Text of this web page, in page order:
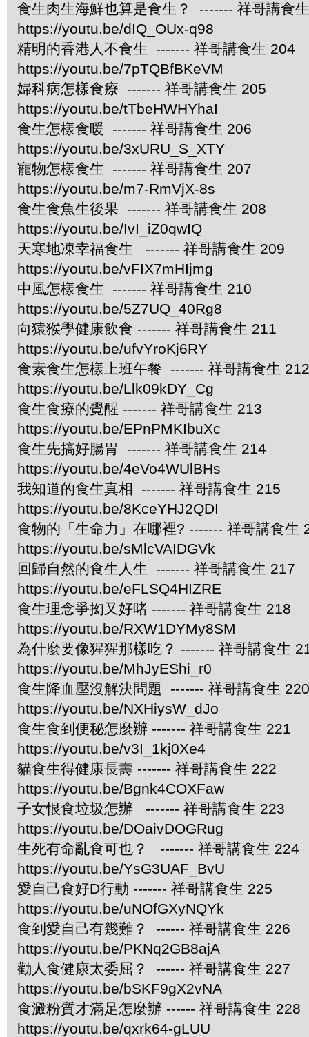
食生肉生海鮮也算是食生？ ------- 祥哥講食
https://youtu.be/dIQ_OUx-q98
精明的香港人不食生 ------- 祥哥講食生 204
https://youtu.be/7pTQBfBKeVM
婦科病怎樣食療 ------- 祥哥講食生 205
https://youtu.be/tTbeHWHYhaI
食生怎樣食暖 ------- 祥哥講食生 206
https://youtu.be/3xURU_S_XTY
寵物怎樣食生 ------- 祥哥講食生 207
https://youtu.be/m7-RmVjX-8s
食生食魚生後果 ------- 祥哥講食生 208
https://youtu.be/IvI_iZ0qwIQ
天寒地凍幸福食生 ------- 祥哥講食生 209
https://youtu.be/vFIX7mHIjmg
中風怎樣食生 ------- 祥哥講食生 210
https://youtu.be/5Z7UQ_40Rg8
向猿猴學健康飲食 ------- 祥哥講食生 211
https://youtu.be/ufvYroKj6RY
食素食生怎樣上班午餐 ------- 祥哥講食生 212
https://youtu.be/Llk09kDY_Cg
食生食療的覺醒 ------- 祥哥講食生 213
https://youtu.be/EPnPMKIbuXc
食生先搞好腸胃 ------- 祥哥講食生 214
https://youtu.be/4eVo4WUlBHs
我知道的食生真相 ------- 祥哥講食生 215
https://youtu.be/8KceYHJ2QDI
食物的「生命力」在哪裡? ------- 祥哥講食生
https://youtu.be/sMlcVAIDGVk
回歸自然的食生人生 ------- 祥哥講食生 217
https://youtu.be/eFLSQ4HIZRE
食生理念爭抝又好啫 ------- 祥哥講食生 218
https://youtu.be/RXW1DYMy8SM
為什麼要像猩猩那樣吃？ ------- 祥哥講食生
https://youtu.be/MhJyEShi_r0
食生降血壓沒解決問題 ------- 祥哥講食生 220
https://youtu.be/NXHiysW_dJo
食生食到便秘怎麼辦 ------- 祥哥講食生 221
https://youtu.be/v3I_1kj0Xe4
貓食生得健康長壽 ------- 祥哥講食生 222
https://youtu.be/Bgnk4COXFaw
子女恨食垃圾怎辦 ------- 祥哥講食生 223
https://youtu.be/DOaivDOGRug
生死有命亂食可也？ ------- 祥哥講食生 224
https://youtu.be/YsG3UAF_BvU
愛自己食好D行動 ------- 祥哥講食生 225
https://youtu.be/uNOfGXyNQYk
食到愛自己有幾難？ ------ 祥哥講食生 226
https://youtu.be/PKNq2GB8ajA
勸人食健康太委屈？ ------ 祥哥講食生 227
https://youtu.be/bSKF9gX2vNA
食澱粉質才滿足怎麼辦 ------ 祥哥講食生 228
https://youtu.be/qxrk64-gLUU